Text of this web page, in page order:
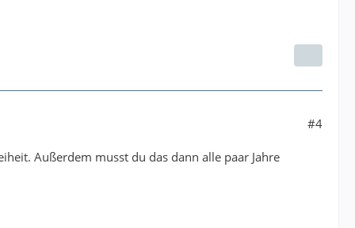
#4
Außerdem musst du das dann alle paar Jahre